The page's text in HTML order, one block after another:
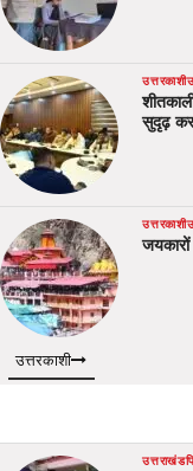
उत्तरकाशी
सुदृढ़
उत्तरकाशी
उत्तरकाशी
उत्तराखंड